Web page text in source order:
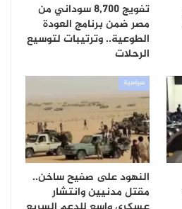
تفويج 8,700 سوداني من
مصر ضمن برنامج العودة
الطوعية.. وترتيبات لتوسيع
الرحلات
سياسية
النهود على صفيح ساخن..
مقتل مدنيين وانتشار